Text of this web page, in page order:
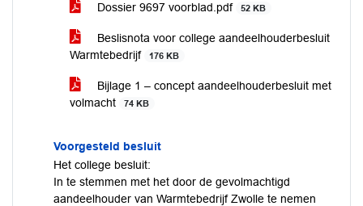
Dossier 9697 voorblad.pdf
52 KB
Beslisnota voor college aandeelhouderbesluit
Warmtebedrijf
176 KB
Bijlage 1 – concept aandeelhouderbesluit met
volmacht
74 KB
Voorgesteld besluit
Het college besluit:
In te stemmen met het door de gevolmachtigd
aandeelhouder van Warmtebedrijf Zwolle te nemen